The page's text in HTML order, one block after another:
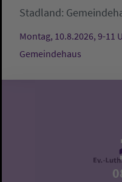
Stadland:
Montag, 10.8.2026, 9-11
Gemeindehaus